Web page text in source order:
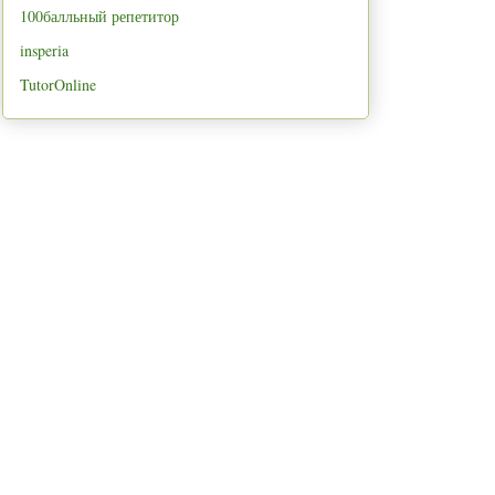
100балльный репетитор
insperia
TutorOnline